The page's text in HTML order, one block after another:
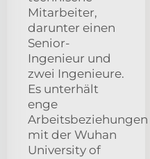
Mitarbeiter,
darunter einen
Senior-
Ingenieur und
zwei Ingenieure.
Es unterhält
enge
Arbeitsbeziehungen
mit der Wuhan
University of